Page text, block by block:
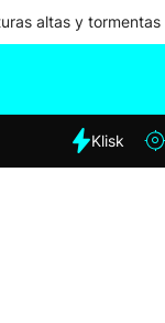
altas y tormentas
Klisk